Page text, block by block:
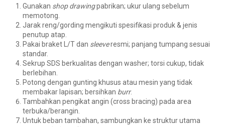
Gunakan shop drawingpabrikan; ukur ulang sebelum
memotong.
Jarak reng/gording mengikuti spesifikasi produk & jenis
penutup atap.
Pakai braket L/T dan sleeveresmi; panjang tumpang sesuai
standar.
Sekrup SDS berkualitas dengan washer; torsi cukup, tidak
berlebihan.
Potong dengan gunting khusus atau mesin yang tidak
membakar lapisan; bersihkan burr.
Tambahkan pengikat angin (cross bracing) pada area
terbuka/berangin.
Untuk beban tambahan, sambungkan ke struktur utama